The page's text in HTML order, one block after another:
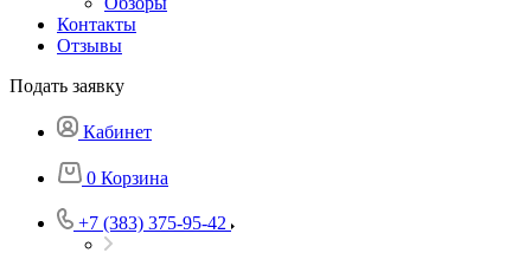
Контакты
Отзывы
Подать заявку
Кабинет
0 Корзина
+7 (383) 375-95-42